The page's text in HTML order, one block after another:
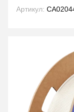
Артикул: